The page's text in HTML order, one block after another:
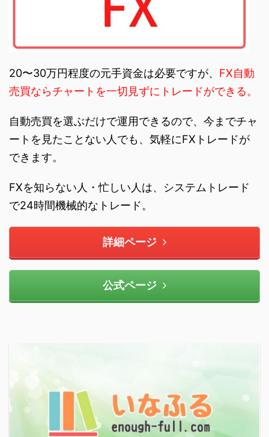
20〜30万円程度の元手資金は必要ですが、 FX自動
売買ならチャートを一切見ずにトレードができる。
自動売買を選ぶだけで運用できるので、今までチャ
ートを見たことない人でも、気軽にFXトレードが
できます。
FXを知らない人・忙しい人は、システムトレード
で24時間機械的なトレード。
詳細ページ
公式ページ